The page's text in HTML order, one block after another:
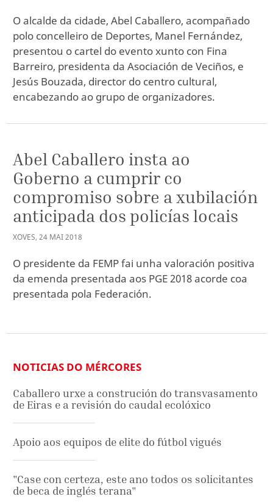
O alcalde da cidade, Abel Caballero, acompañado
polo concelleiro de Deportes, Manel Fernández,
presentou o cartel do evento xunto con Fina
Barreiro, presidenta da Asociación de Veciños, e
Jesús Bouzada, director do centro cultural,
encabezando ao grupo de organizadores.
Abel Caballero insta ao
Goberno a cumprir co
compromiso sobre a xubilación
anticipada dos policías locais
XOVES, 24 MAI2018
O presidente da FEMP fai unha valoración positiva
da emenda presentada aos PGE 2018 acorde coa
presentada pola Federación.
NOTICIAS DO MÉRCORES
Caballero urxe a construción do transvasamento
de Eiras e a revisión do caudal ecolóxico
Apoio aos equipos de elite do fútbol vigués
"Case con certeza, este ano todos os solicitantes
de beca de inglés terana"